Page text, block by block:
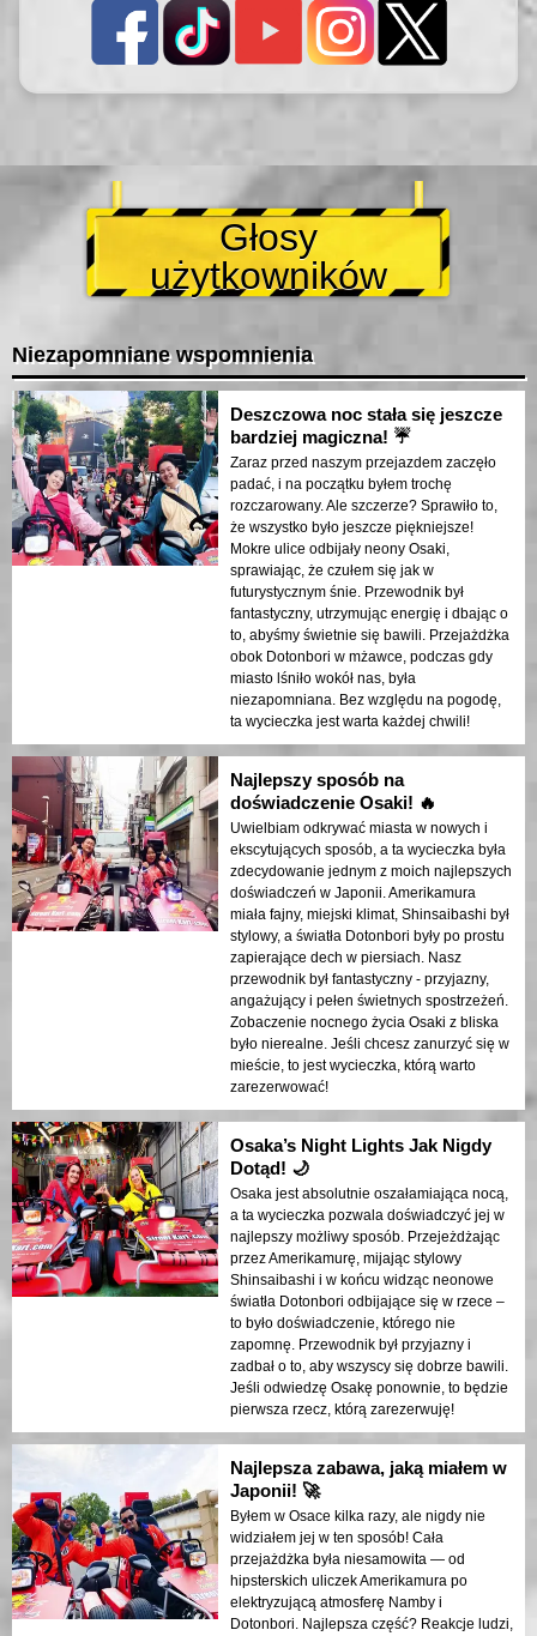
Głosy
użytkowników
Niezapomniane wspomnienia
Deszczowa noc stała się jeszcze
bardziej magiczna! ☔
Zaraz przed naszym przejazdem zaczęło
padać, i na początku byłem trochę
rozczarowany. Ale szczerze? Sprawiło to,
że wszystko było jeszcze piękniejsze!
Mokre ulice odbijały neony Osaki,
sprawiając, że czułem się jak w
futurystycznym śnie. Przewodnik był
fantastyczny, utrzymując energię i dbając o
to, abyśmy świetnie się bawili. Przejażdżka
obok Dotonbori w mżawce, podczas gdy
miasto lśniło wokół nas, była
niezapomniana. Bez względu na pogodę,
ta wycieczka jest warta każdej chwili!
Najlepszy sposób na
doświadczenie Osaki! 🔥
Uwielbiam odkrywać miasta w nowych i
ekscytujących sposób, a ta wycieczka była
zdecydowanie jednym z moich najlepszych
doświadczeń w Japonii. Amerikamura
miała fajny, miejski klimat, Shinsaibashi był
stylowy, a światła Dotonbori były po prostu
zapierające dech w piersiach. Nasz
przewodnik był fantastyczny - przyjazny,
angażujący i pełen świetnych spostrzeżeń.
Zobaczenie nocnego życia Osaki z bliska
było nierealne. Jeśli chcesz zanurzyć się w
mieście, to jest wycieczka, którą warto
zarezerwować!
Osaka’s Night Lights Jak Nigdy
Dotąd! 🌙
Osaka jest absolutnie oszałamiająca nocą,
a ta wycieczka pozwala doświadczyć jej w
najlepszy możliwy sposób. Przejeżdżając
przez Amerikamurę, mijając stylowy
Shinsaibashi i w końcu widząc neonowe
światła Dotonbori odbijające się w rzece –
to było doświadczenie, którego nie
zapomnę. Przewodnik był przyjazny i
zadbał o to, aby wszyscy się dobrze bawili.
Jeśli odwiedzę Osakę ponownie, to będzie
pierwsza rzecz, którą zarezerwuję!
Najlepsza zabawa, jaką miałem w
Japonii! 🚀
Byłem w Osace kilka razy, ale nigdy nie
widziałem jej w ten sposób! Cała
przejażdżka była niesamowita — od
hipsterskich uliczek Amerikamura po
elektryzującą atmosferę Namby i
Dotonbori. Najlepsza część? Reakcje ludzi,